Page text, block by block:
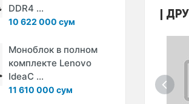
DDR4 ...
10 622 000 сум
Моноблок в полном
комплекте Lenovo
IdeaC ...
11 610 000 сум